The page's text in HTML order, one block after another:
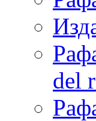
del